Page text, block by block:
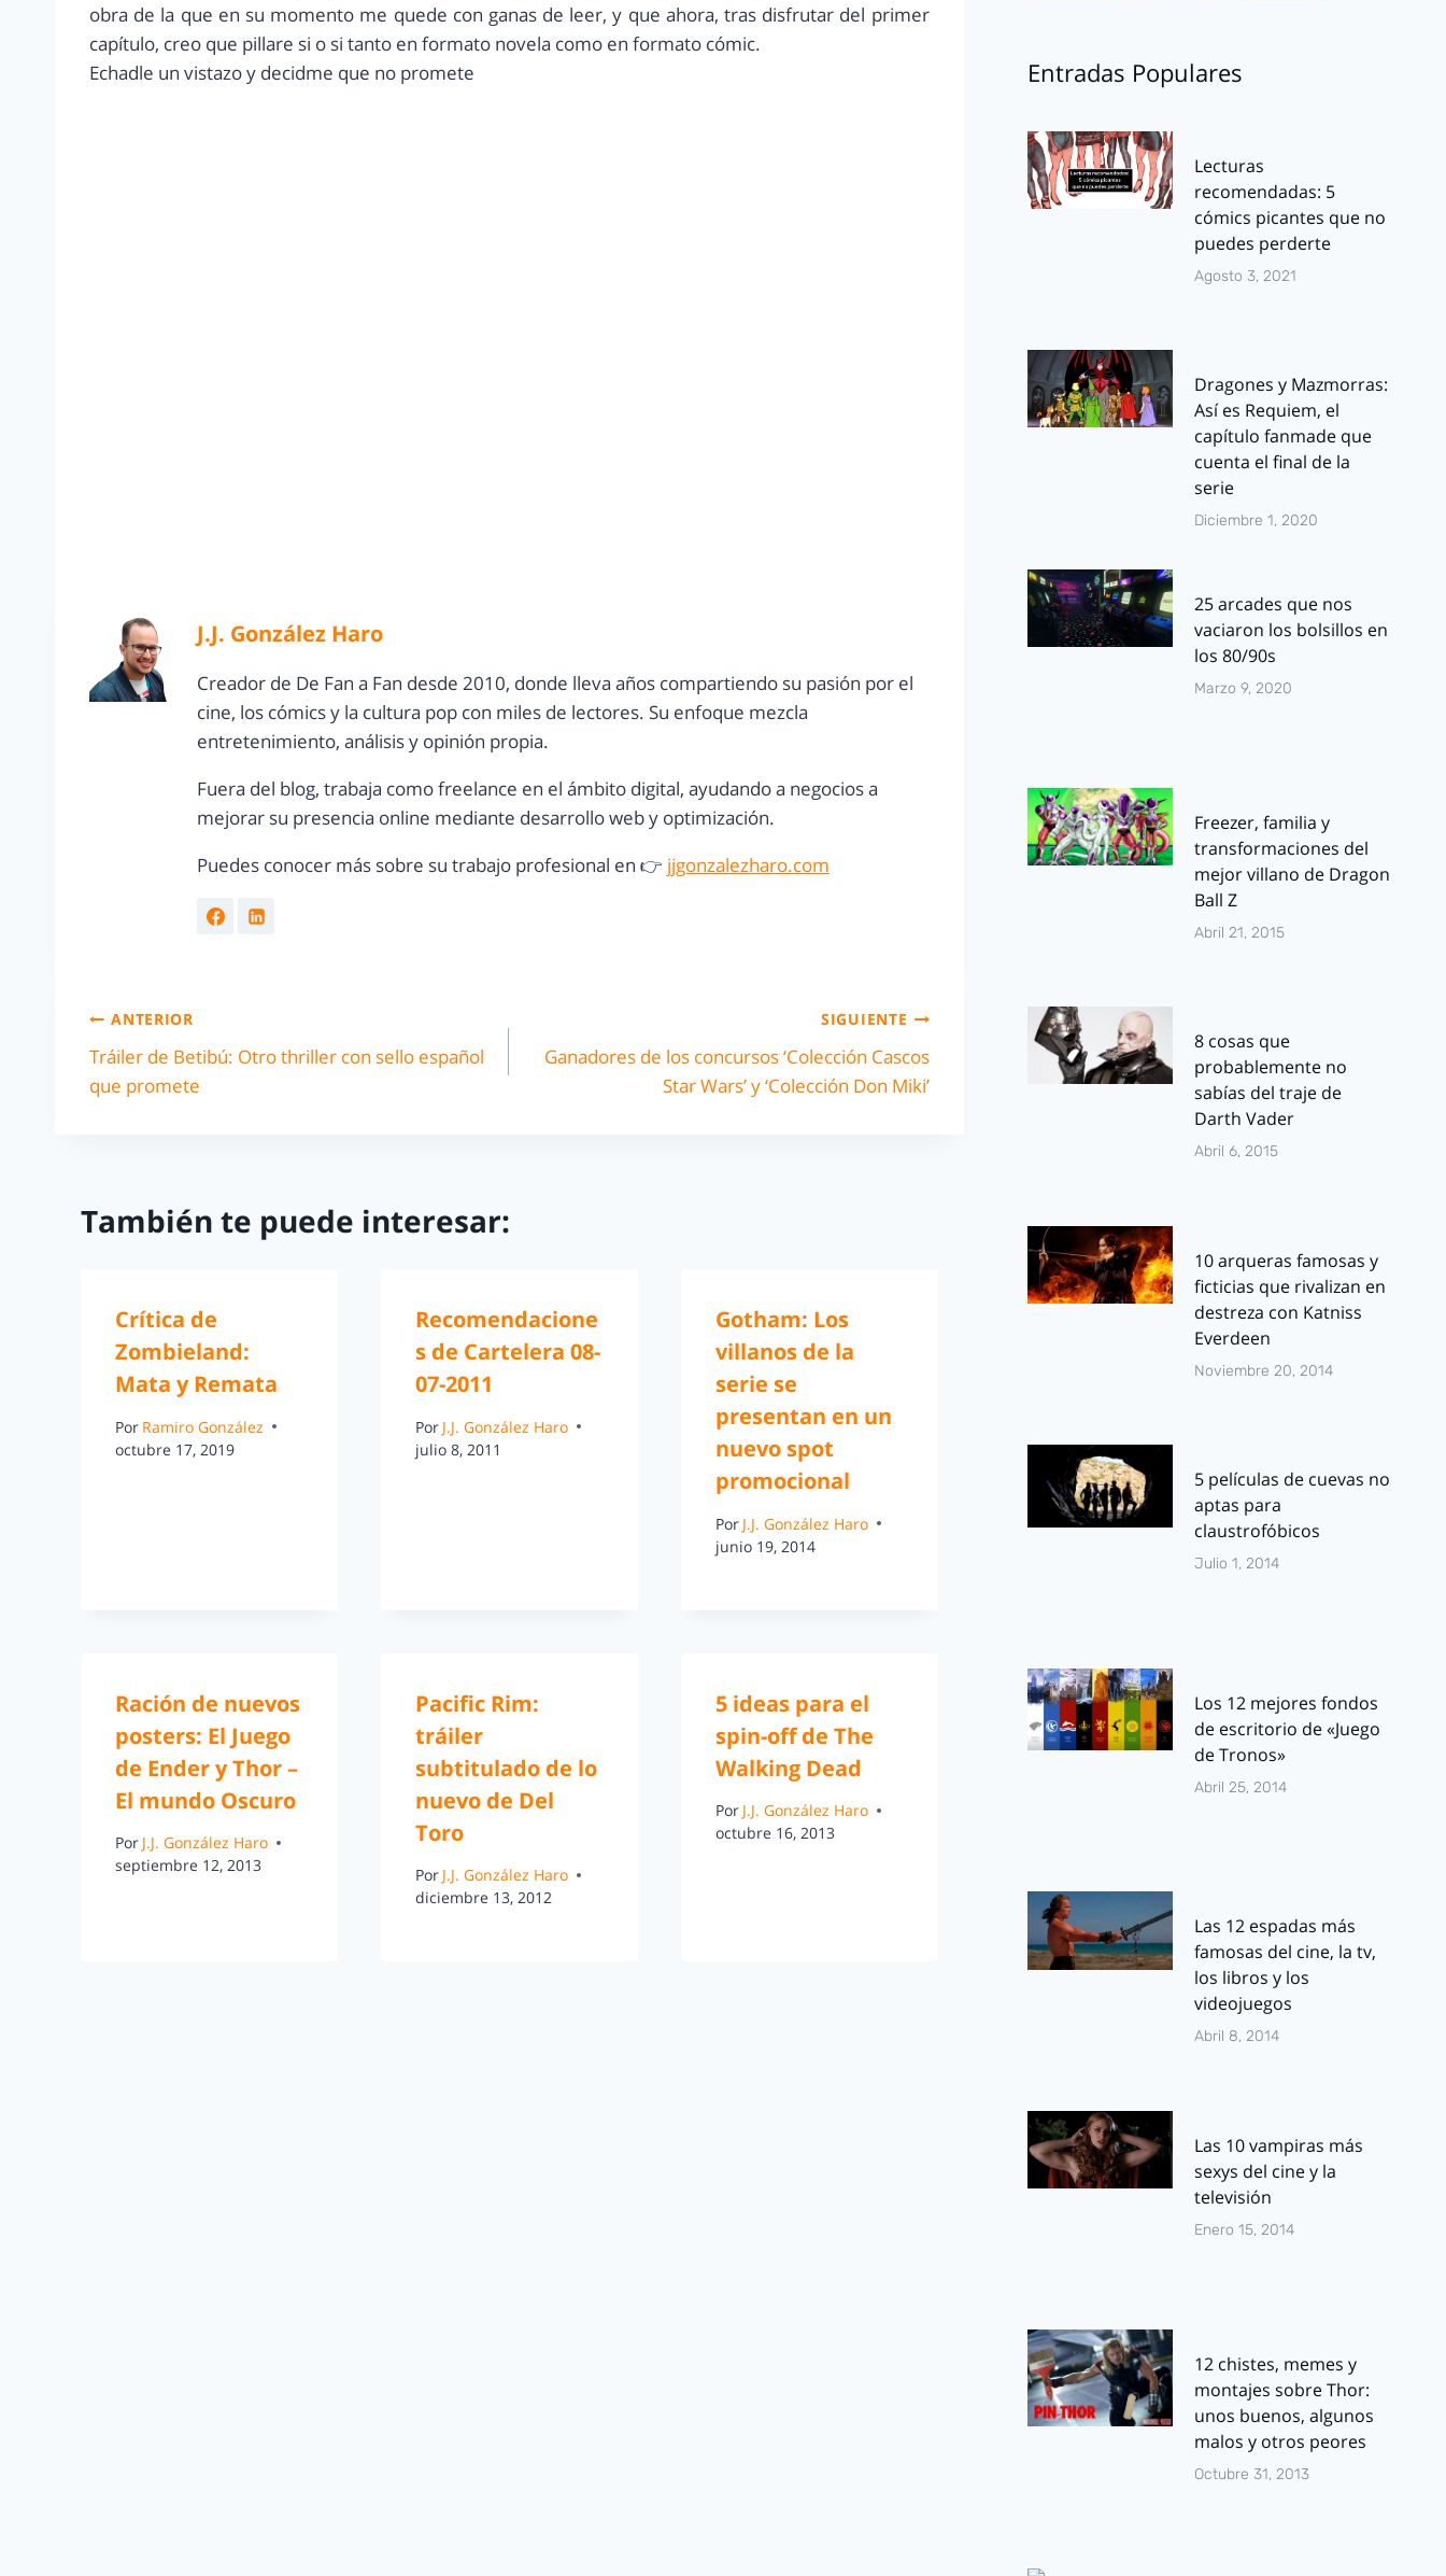
obra de la que en su momento me quede con ganas de leer, y que ahora, tras disfrutar del primer
capítulo, creo que pillare si o si tanto en formato novela como en formato cómic.
Echadle un vistazo y decidme que no promete
J.J. González Haro
Creador de De Fan a Fan desde 2010, donde lleva años compartiendo su pasión por el
cine, los cómics y la cultura pop con miles de lectores. Su enfoque mezcla
entretenimiento, análisis y opinión propia.
Fuera del blog, trabaja como freelance en el ámbito digital, ayudando a negocios a
mejorar su presencia online mediante desarrollo web y optimización.
Puedes conocer más sobre su trabajo profesional en 👉 jjgonzalezharo.com
ANTERIOR
Tráiler de Betibú: Otro thriller con sello español
que promete
SIGUIENTE
Ganadores de los concursos ‘Colección Cascos
Star Wars’ y ‘Colección Don Miki’
También te puede interesar:
Crítica de
Zombieland:
Mata y Remata
Por Ramiro González
octubre 17, 2019
Recomendacione
s de Cartelera 08-
07-2011
Por J.J. González Haro
julio 8, 2011
Gotham: Los
villanos de la
serie se
presentan en un
nuevo spot
promocional
Por J.J. González Haro
junio 19, 2014
Ración de nuevos
posters: El Juego
de Ender y Thor –
El mundo Oscuro
Por J.J. González Haro
septiembre 12, 2013
Pacific Rim:
tráiler
subtitulado de lo
nuevo de Del
Toro
Por J.J. González Haro
diciembre 13, 2012
5 ideas para el
spin-off de The
Walking Dead
Por J.J. González Haro
octubre 16, 2013
Entradas Populares
Lecturas
recomendadas: 5
cómics picantes que no
puedes perderte
Agosto 3, 2021
Dragones y Mazmorras:
Así es Requiem, el
capítulo fanmade que
cuenta el final de la
serie
Diciembre 1, 2020
25 arcades que nos
vaciaron los bolsillos en
los 80/90s
Marzo 9, 2020
Freezer, familia y
transformaciones del
mejor villano de Dragon
Ball Z
Abril 21, 2015
8 cosas que
probablemente no
sabías del traje de
Darth Vader
Abril 6, 2015
10 arqueras famosas y
ficticias que rivalizan en
destreza con Katniss
Everdeen
Noviembre 20, 2014
5 películas de cuevas no
aptas para
claustrofóbicos
Julio 1, 2014
Los 12 mejores fondos
de escritorio de «Juego
de Tronos»
Abril 25, 2014
Las 12 espadas más
famosas del cine, la tv,
los libros y los
videojuegos
Abril 8, 2014
Las 10 vampiras más
sexys del cine y la
televisión
Enero 15, 2014
12 chistes, memes y
montajes sobre Thor:
unos buenos, algunos
malos y otros peores
Octubre 31, 2013